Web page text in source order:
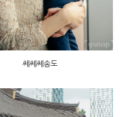
쎄쎄쎄송도